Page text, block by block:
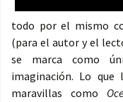
todo por el mismo
(para el autor y el
se marca como
imaginación. Lo que
maravillas como